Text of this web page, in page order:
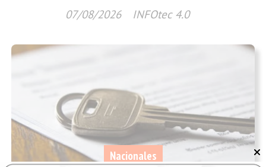
INFOtec 4.0
07/08/2026
Nacionales